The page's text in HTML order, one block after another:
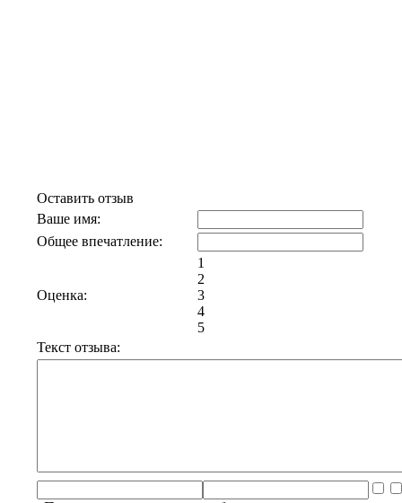
Оставить отзыв
Ваше имя:
Общее впечатление:
Оценка:
1
2
3
4
5
Текст отзыва: